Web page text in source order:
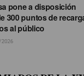
pone a disposición
300 puntos de
al público